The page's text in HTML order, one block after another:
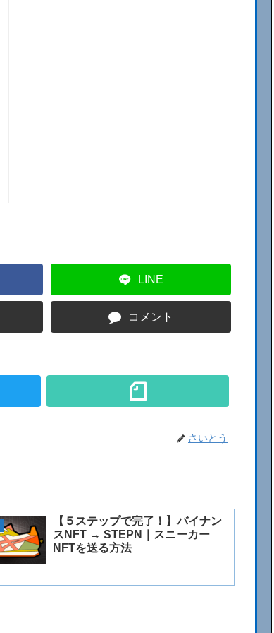
LINE
コメント
さいとう
【５ステップで完了！】バイナン
スNFT → STEPN｜スニーカー
NFTを送る方法